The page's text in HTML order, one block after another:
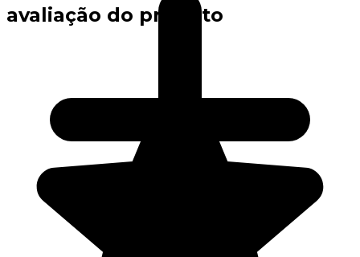
avaliação do produto